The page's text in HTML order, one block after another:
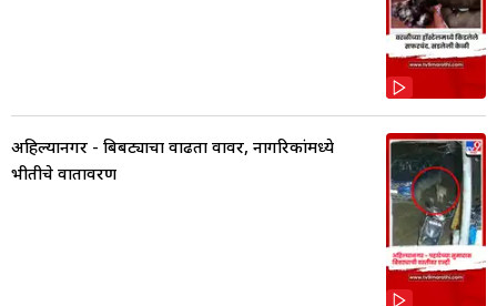
अहिल्यानगर - बिबट्याचा वाढता वावर, नागरिकांमध्ये
भीतीचे वातावरण